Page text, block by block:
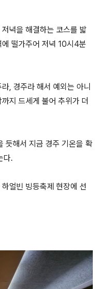
녁을 해결하는 코스를 밟
떨가주어 저녁 10시4분
, 경주라 해서 예외는 아니
지 드세게 불어 추위가 더
듯해서 지금 경주 기온을 확
다.
얼빈 빙등축제 현장에 선